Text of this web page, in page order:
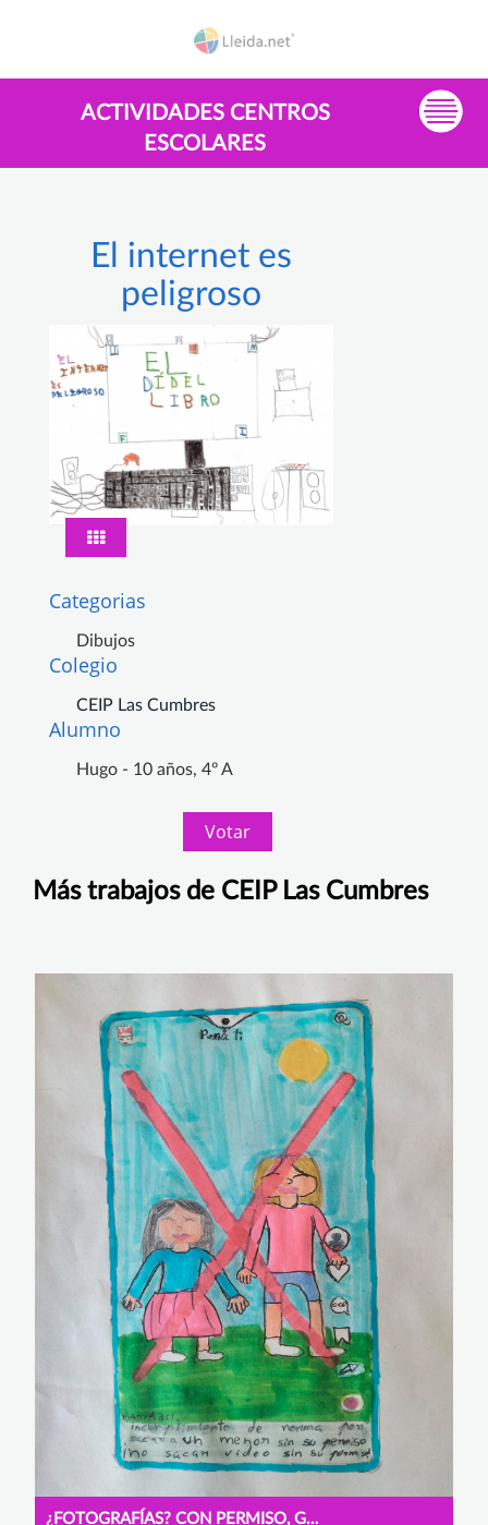
ACTIVIDADES CENTROS
ESCOLARES
El internet es
peligroso
Categorias
Dibujos
Colegio
CEIP Las Cumbres
Alumno
Hugo - 10 años, 4º A
Votar
Más trabajos de CEIP Las Cumbres
¿FOTOGRAFÍAS? CON PERMISO, GRACIAS